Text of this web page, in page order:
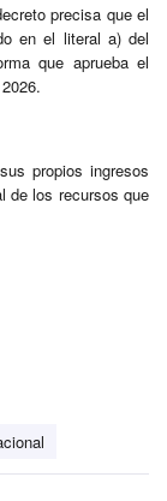
precisa que el
en el literal a) del
que aprueba el
propios ingresos
de los recursos que